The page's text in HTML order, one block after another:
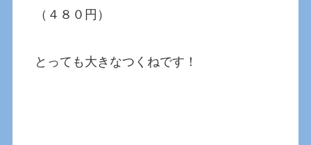
（４８０円）
とっても大きなつくねです！